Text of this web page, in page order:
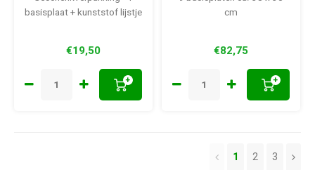
basisplaat + kunststof lijstje
€19,50
+
cm
€82,75
+
1 2 3